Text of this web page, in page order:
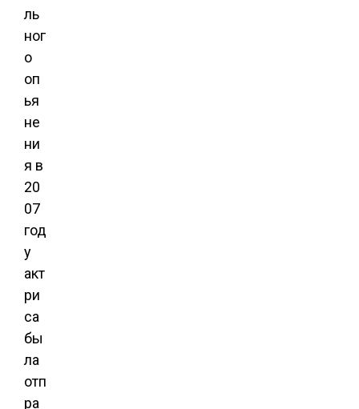
ль
ног
о
оп
ья
не
ни
я в
20
07
год
у
акт
ри
са
бы
ла
отп
ра